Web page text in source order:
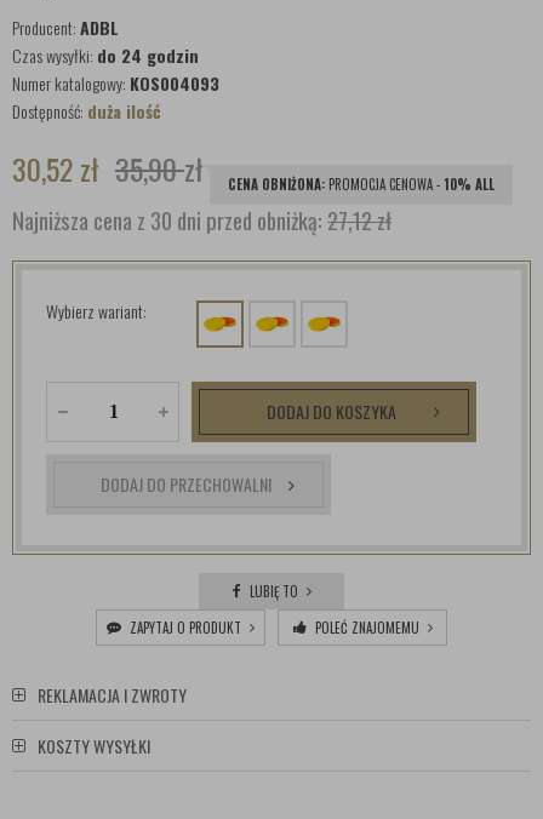
Producent:ADBL
Czas wysyłki: do 24 godzin
Numer katalogowy: KOS004093
Dostępność: duża ilość
30,52zł 35,90zł CENA OBNIŻONA: PROMOCJA CENOWA -10% ALL
Najniższa cena z 30 dni przed obniżką:27,12 zł
Wybierz wariant:
DODAJ DO KOSZYKA
DODAJ DO PRZECHOWALNI
LUBIĘ TO
ZAPYTAJ O PRODUKT
POLEĆ ZNAJOMEMU
REKLAMACJA I ZWROTY
KOSZTY WYSYŁKI